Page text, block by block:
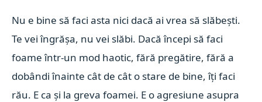
Nu e bine să faci asta nici dacă ai vrea să slăbești.
Te vei îngrășa, nu vei slăbi. Dacă începi să faci
foame într-un mod haotic, fără pregătire, fără a
dobândi înainte cât de cât o stare de bine, îți faci
rău. E ca și la greva foamei. E o agresiune asupra